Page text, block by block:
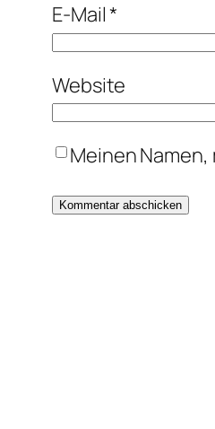
E-Mail*
Website
Meinen